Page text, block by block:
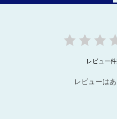
レビュー
レビューはあ